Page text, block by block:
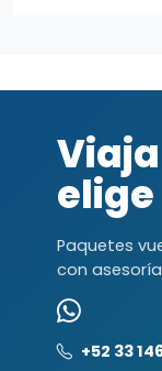
Paquetes
con
+52 33